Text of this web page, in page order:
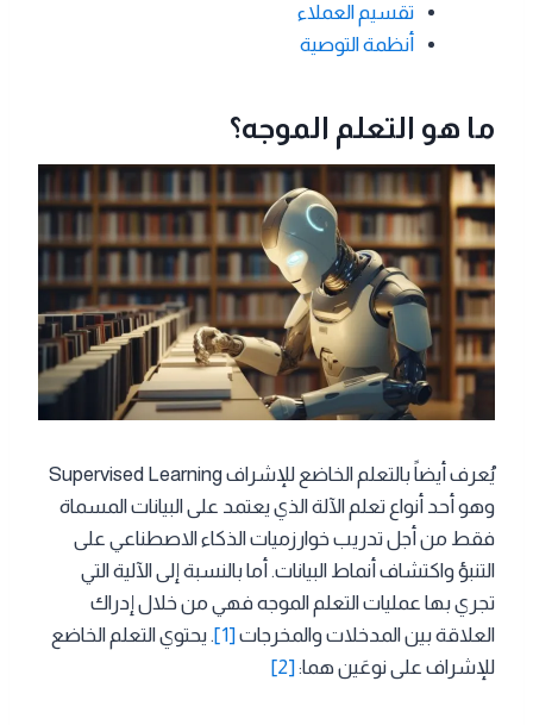
تقسيم العملاء
أنظمة التوصية
ما هو التعلم الموجه؟
يُعرف أيضاً بالتعلم الخاضع للإشراف Supervised Learning
وهو أحد أنواع تعلم الآلة الذي يعتمد على البيانات المسماة
فقط من أجل تدريب خوارزميات الذكاء الاصطناعي على
التنبؤ واكتشاف أنماط البيانات. أما بالنسبة إلى الآلية التي
تجري بها عمليات التعلم الموجه فهي من خلال إدراك
العلاقة بين المدخلات والمخرجات[1]
. يحتوي التعلم الخاضع
للإشراف على نوعَين هما:[2]